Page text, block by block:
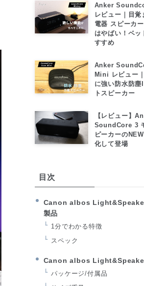
Anker
レビュー｜目
電器 スピーカ
はやばい！ベッ
すすめ
Anker
Mini レビュー
に強い防水防
トスピーカー
【レビュー】
SoundCore 3
ピーカーの
化して登場
目次
Canon albos
製品
1分でわかる特徴
スペック
Canon albos
パッケージ/付属品